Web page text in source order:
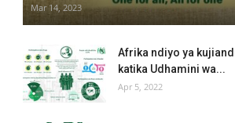
Mar 14, 2023
Afrika ndiyo ya
katika Udhamini wa...
Apr 5, 2022